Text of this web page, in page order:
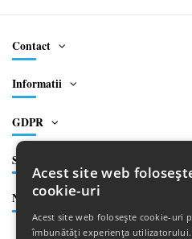
Contact
Informatii
GDPR
Social
Newsletter
Acest site web
cookie-uri
Acest site web folosește cookie-uri
îmbunătăți experiența utilizatorului.